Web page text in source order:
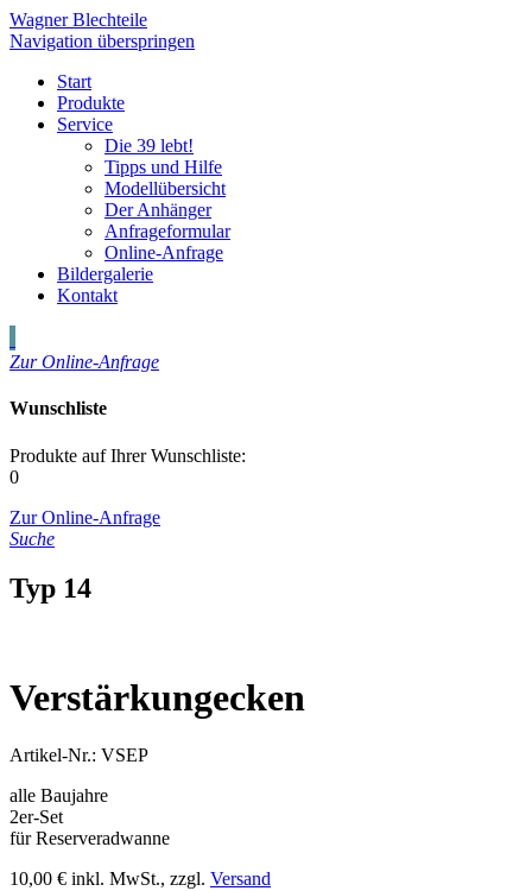
Wagner Blechteile
Navigation überspringen
Start
Produkte
Service
Die 39 lebt!
Tipps und Hilfe
Modellübersicht
Der Anhänger
Anfrageformular
Online-Anfrage
Bildergalerie
Kontakt
Zur Online-Anfrage
Wunschliste
Produkte auf Ihrer Wunschliste:
0
Zur Online-Anfrage
Suche
Typ 14
Verstärkungecken
Artikel-Nr.: VSEP
alle Baujahre
2er-Set
für Reserveradwanne
10,00 € inkl. MwSt., zzgl. Versand